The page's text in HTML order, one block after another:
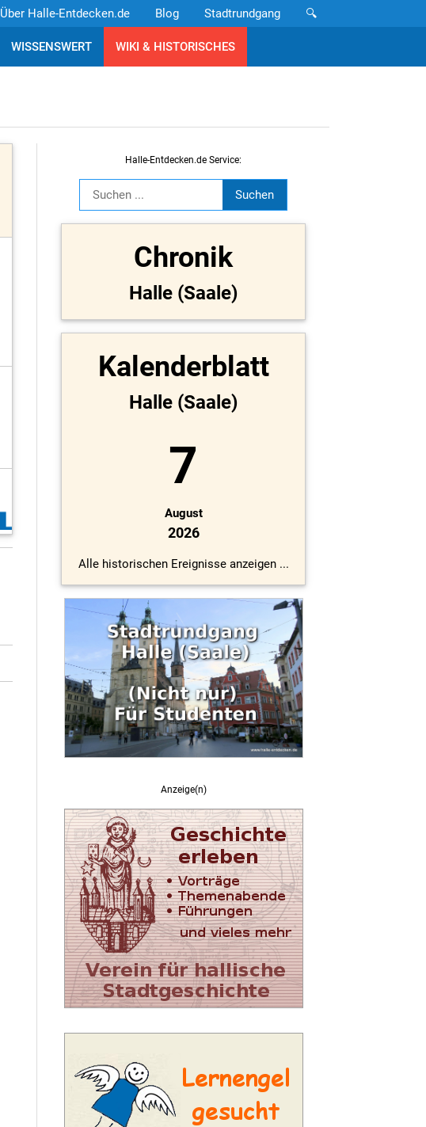
🔍
Stadtrundgang
Blog
Über Halle-Entdecken.de
WISSENSWERT WIKI & HISTORISCHES
Halle-Entdecken.de Service:
Chronik
Halle (Saale)
Kalenderblatt
Halle (Saale)
7
August
2026
Alle historischen Ereignisse anzeigen ...
Anzeige(n)